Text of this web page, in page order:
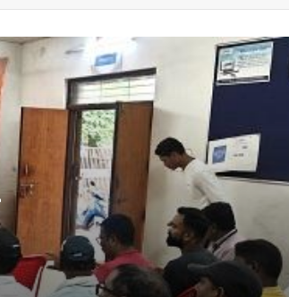
अयोध्या में राम मंदिर भूमि पूजन की स्मृति में रिसाली
के राधेश्वरी मंदिर में धार्मिक कार्यक्रम संपन्न…
लोक कलाओं के संरक्षण और कलाकारों के आर्थिक
सशक्तीकरण की दिशा में संस्कृति विभाग की अभिनव
पहल…
“डिजिटल न्याय वितरण प्रणाली की नई गति :
प्रधान जिला एवं सत्र न्यायालय, दुर्ग में “मीडिएशन
3.0, न्याय श्रुति एवं ICJS” पर व्यापक संयुक्त
कार्यशाला आयोजित